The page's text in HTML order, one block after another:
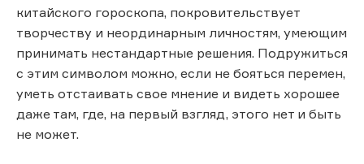
китайского гороскопа, покровительствует
творчеству и неординарным личностям, умеющим
принимать нестандартные решения. Подружиться
с этим символом можно, если не бояться перемен,
уметь отстаивать свое мнение и видеть хорошее
даже там, где, на первый взгляд, этого нет и быть
не может.